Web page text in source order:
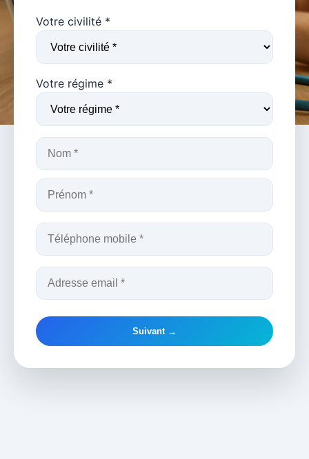
Votre civilité *
Votre régime *
Suivant →